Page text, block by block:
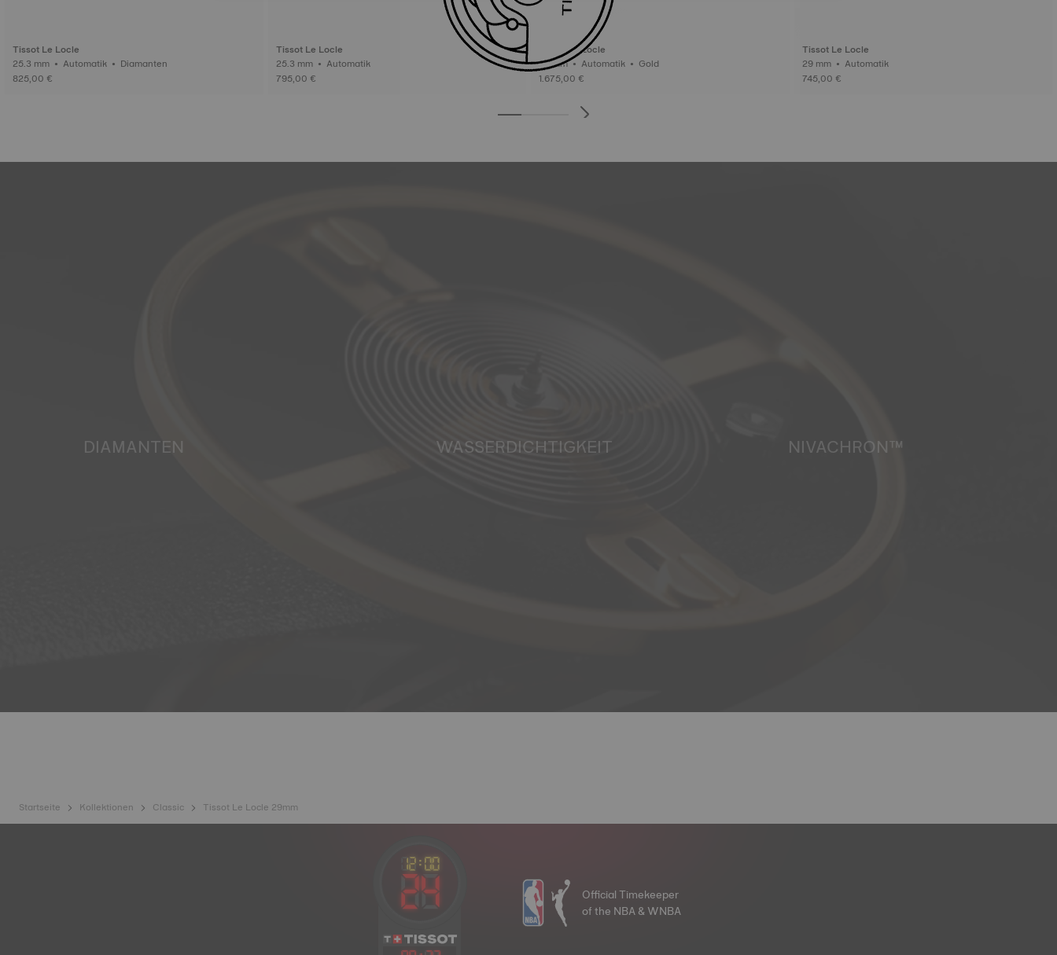
Tissot Le Locle
25.3 mm • Automatik • Diamanten
825,00 €
Tissot Le Locle
25.3 mm • Automatik
795,00 €
Tissot Le Locle
29 mm • Automatik • Gold
1.675,00 €
Tissot Le Locle
29 mm • Automatik
745,00 €
DIAMANTEN WASSERDICHTIGKEIT NIVACHRON™
Startseite Kollektionen Classic Tissot Le Locle 29mm
Official Timekeeper
of the NBA & WNBA